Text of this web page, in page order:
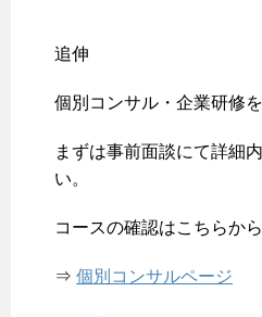
追伸
個別コンサル・企業研修
まずは事前面談にて詳細
い。
コースの確認はこちらから
⇒ 個別コンサルページ